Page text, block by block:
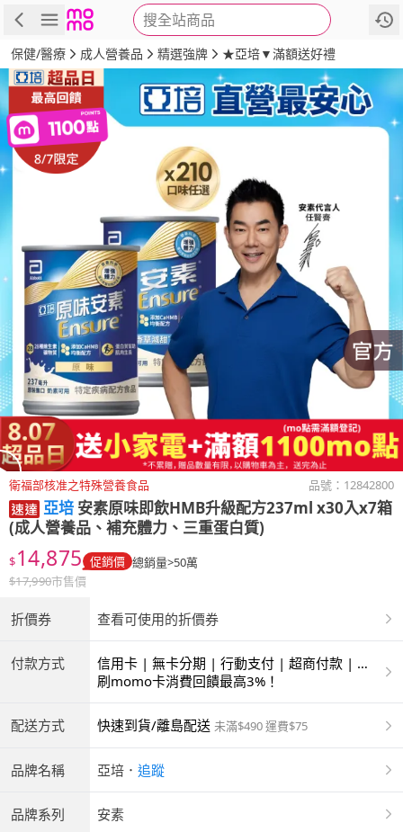
搜全站商品
商品 評價 詳情
保健/醫療 成人營養品 精選強牌 ★亞培▼滿額送好禮
衛福部核准之特殊營養食品 品號： 12842800
亞培 安素原味即飲HMB升級配方237ml x30入x7箱
(成人營養品、補充體力、三重蛋白質)
$14,875 促銷價 總銷量>50萬
$17,990市售價
折價券 查看可使用的折價券
付款方式
信用卡 | 無卡分期 | 行動支付 | 超商付款 | 銀
聯卡
刷momo卡消費回饋最高3%！
配送方式 快速到貨/離島配送 未滿$490 運費$75
品牌名稱 亞培 ． 追蹤
品牌系列 安素